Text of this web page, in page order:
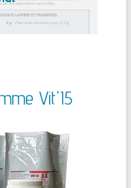
Vit'I5